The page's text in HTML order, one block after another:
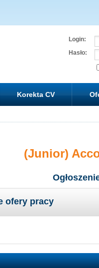
Login:
Hasło:
Korekta CV
(Junior)
ofery pracy